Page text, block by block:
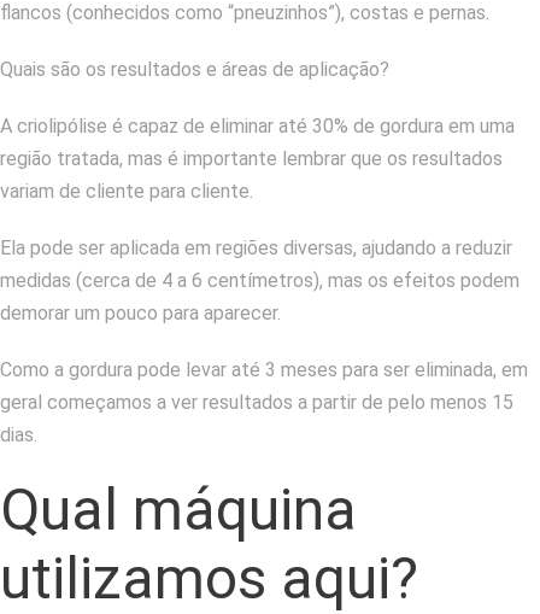
flancos (conhecidos como “pneuzinhos”), costas e pernas.
Quais são os resultados e áreas de aplicação?
A criolipólise é capaz de eliminar até 30% de gordura em uma
região tratada, mas é importante lembrar que os resultados
variam de cliente para cliente.
Ela pode ser aplicada em regiões diversas, ajudando a reduzir
medidas (cerca de 4 a 6 centímetros), mas os efeitos podem
demorar um pouco para aparecer.
Como a gordura pode levar até 3 meses para ser eliminada, em
geral começamos a ver resultados a partir de pelo menos 15
dias.
Qual máquina
utilizamos aqui?